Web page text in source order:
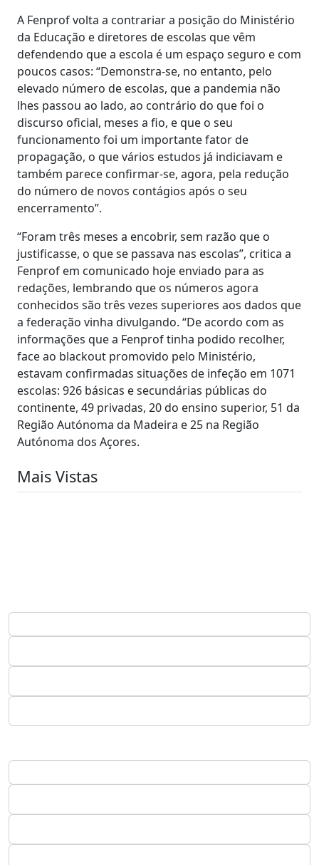
A Fenprof volta a contrariar a posição do Ministério
da Educação e diretores de escolas que vêm
defendendo que a escola é um espaço seguro e com
poucos casos: “Demonstra-se, no entanto, pelo
elevado número de escolas, que a pandemia não
lhes passou ao lado, ao contrário do que foi o
discurso oficial, meses a fio, e que o seu
funcionamento foi um importante fator de
propagação, o que vários estudos já indiciavam e
também parece confirmar-se, agora, pela redução
do número de novos contágios após o seu
encerramento”.
“Foram três meses a encobrir, sem razão que o
justificasse, o que se passava nas escolas”, critica a
Fenprof em comunicado hoje enviado para as
redações, lembrando que os números agora
conhecidos são três vezes superiores aos dados que
a federação vinha divulgando. “De acordo com as
informações que a Fenprof tinha podido recolher,
face ao blackout promovido pelo Ministério,
estavam confirmadas situações de infeção em 1071
escolas: 926 básicas e secundárias públicas do
continente, 49 privadas, 20 do ensino superior, 51 da
Região Autónoma da Madeira e 25 na Região
Autónoma dos Açores.
Mais Vistas